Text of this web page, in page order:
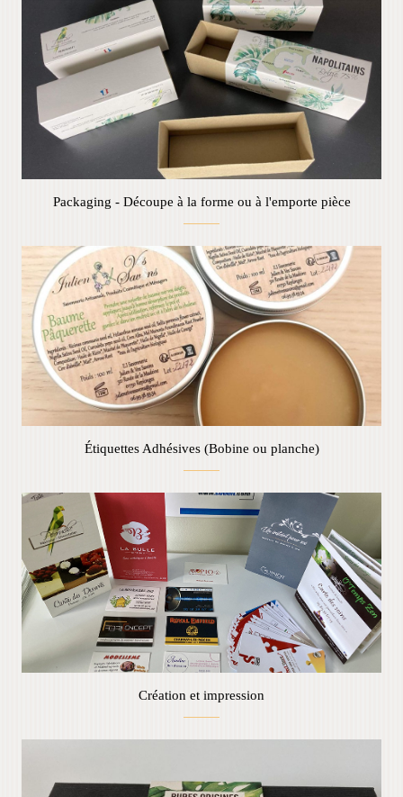
Packaging - Découpe à la forme ou à l'emporte pièce
Étiquettes Adhésives (Bobine ou planche)
Création et impression